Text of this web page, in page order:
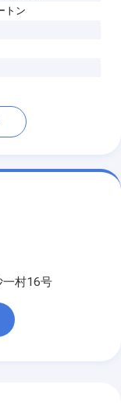
トン
一村16号